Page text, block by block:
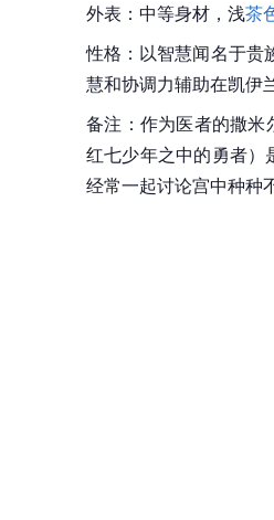
外表：中等身材，浅茶
性格：以智慧闻名于贵
慧和协调力辅助在凯伊
备注：作为医者的撒
红七少年之中的勇者）
经常一起讨论宫中种种